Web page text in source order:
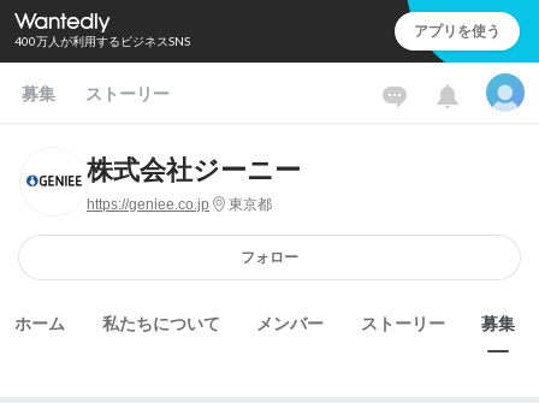
400万人が利用するビジネスSNS アプリを使う
募集 ストーリー
株式会社ジーニー
https://geniee.co.jp 東京都
フォロー
ホーム 私たちについて メンバー ストーリー 募集